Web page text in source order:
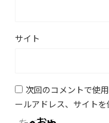
サイト
次回のコメントで使
ールアドレス、サイトを